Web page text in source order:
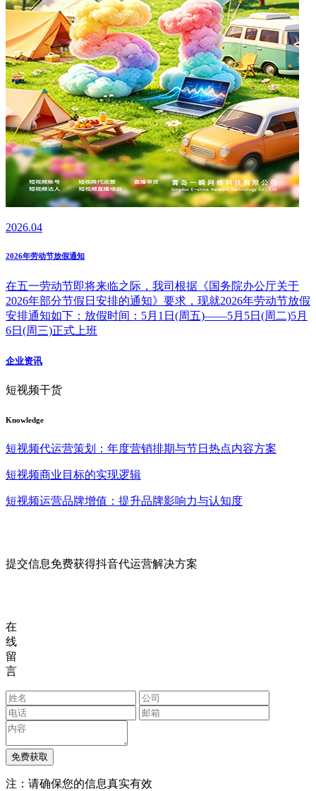
2026.04
2026年劳动节放假通知
在五一劳动节即将来临之际，我司根据《国务院办公厅关于
2026年部分节假日安排的通知》要求，现就2026年劳动节放假
安排通知如下：放假时间：5月1日(周五)——5月5日(周二)5月
6日(周三)正式上班
企业资讯
短视频干货
Knowledge
短视频代运营策划：年度营销排期与节日热点内容方案
短视频商业目标的实现逻辑
短视频运营品牌增值：提升品牌影响力与认知度
提交信息免费获得抖音代运营解决方案
在
线
留
言
注：请确保您的信息真实有效